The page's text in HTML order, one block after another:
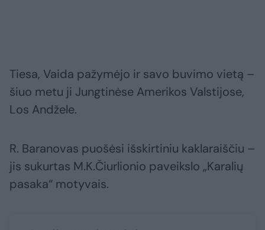
Tiesa, Vaida pažymėjo ir savo buvimo vietą –
šiuo metu ji Jungtinėse Amerikos Valstijose,
Los Andžele.
R. Baranovas puošėsi išskirtiniu kaklaraiščiu –
jis sukurtas M.K.Čiurlionio paveikslo „Karalių
pasaka“ motyvais.